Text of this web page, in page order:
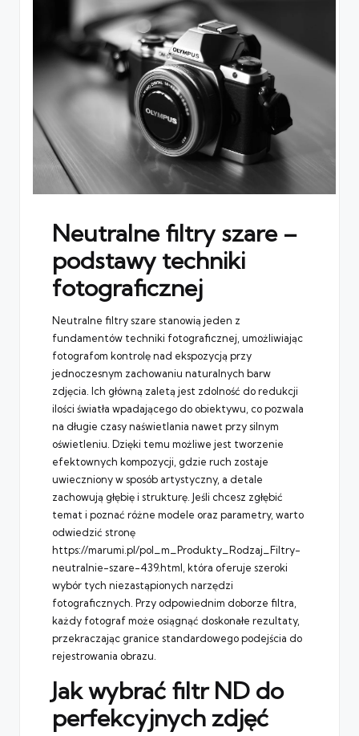
Neutralne filtry szare –
podstawy techniki
fotograficznej
Neutralne filtry szare stanowią jeden z
fundamentów techniki fotograficznej, umożliwiając
fotografom kontrolę nad ekspozycją przy
jednoczesnym zachowaniu naturalnych barw
zdjęcia. Ich główną zaletą jest zdolność do redukcji
ilości światła wpadającego do obiektywu, co pozwala
na długie czasy naświetlania nawet przy silnym
oświetleniu. Dzięki temu możliwe jest tworzenie
efektownych kompozycji, gdzie ruch zostaje
uwieczniony w sposób artystyczny, a detale
zachowują głębię i strukturę. Jeśli chcesz zgłębić
temat i poznać różne modele oraz parametry, warto
odwiedzić stronę
https://marumi.pl/pol_m_Produkty_Rodzaj_Filtry-
neutralnie-szare-439.html , która oferuje szeroki
wybór tych niezastąpionych narzędzi
fotograficznych. Przy odpowiednim doborze filtra,
każdy fotograf może osiągnąć doskonałe rezultaty,
przekraczając granice standardowego podejścia do
rejestrowania obrazu.
Jak wybrać filtr ND do
perfekcyjnych zdjęć